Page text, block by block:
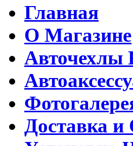
Главная
О Магазине
Авточехлы
Доставка и